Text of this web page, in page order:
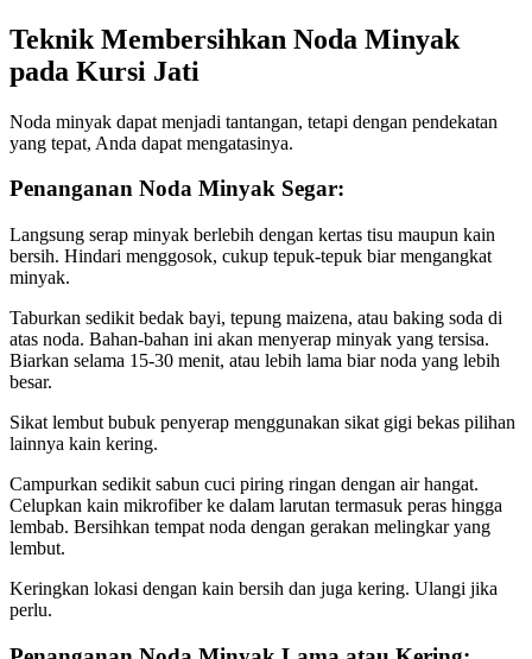
Teknik Membersihkan Noda Minyak
pada Kursi Jati
Noda minyak dapat menjadi tantangan, tetapi dengan pendekatan
yang tepat, Anda dapat mengatasinya.
Penanganan Noda Minyak Segar:
Langsung serap minyak berlebih dengan kertas tisu maupun kain
bersih. Hindari menggosok, cukup tepuk-tepuk biar mengangkat
minyak.
Taburkan sedikit bedak bayi, tepung maizena, atau baking soda di
atas noda. Bahan-bahan ini akan menyerap minyak yang tersisa.
Biarkan selama 15-30 menit, atau lebih lama biar noda yang lebih
besar.
Sikat lembut bubuk penyerap menggunakan sikat gigi bekas pilihan
lainnya kain kering.
Campurkan sedikit sabun cuci piring ringan dengan air hangat.
Celupkan kain mikrofiber ke dalam larutan termasuk peras hingga
lembab. Bersihkan tempat noda dengan gerakan melingkar yang
lembut.
Keringkan lokasi dengan kain bersih dan juga kering. Ulangi jika
perlu.